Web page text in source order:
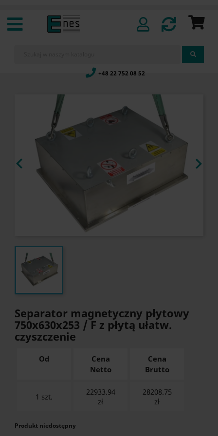
+48 22 752 08 52
 
Separator magnetyczny płytowy
750x630x253 / F z płytą ułatw.
czyszczenie
Od
Cena
Netto
Cena
Brutto
1 szt.
22933.94
zł
28208.75
zł
Produkt niedostępny